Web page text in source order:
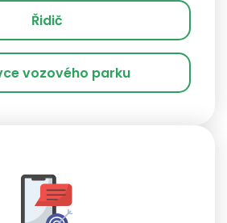
Řidič
vozového parku